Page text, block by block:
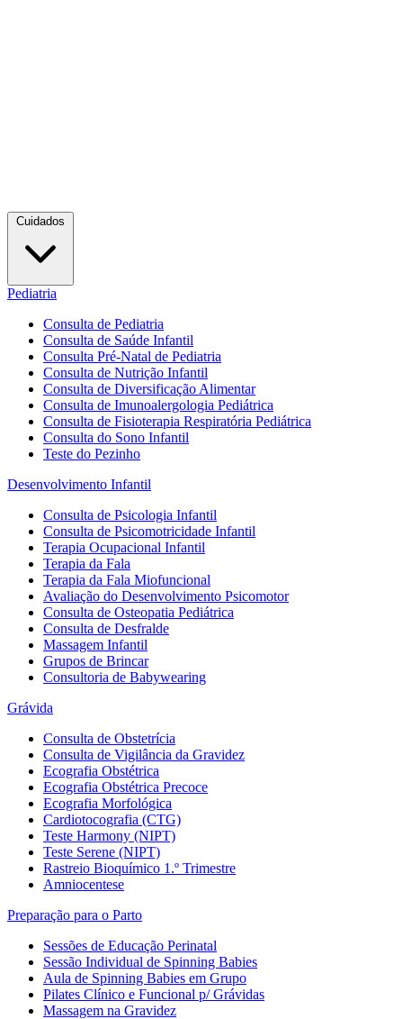
Pediatria
Consulta de Pediatria
Consulta de Saúde Infantil
Consulta Pré-Natal de Pediatria
Consulta de Nutrição Infantil
Consulta de Diversificação Alimentar
Consulta de Imunoalergologia Pediátrica
Consulta de Fisioterapia Respiratória Pediátrica
Consulta do Sono Infantil
Teste do Pezinho
Desenvolvimento Infantil
Consulta de Psicologia Infantil
Consulta de Psicomotricidade Infantil
Terapia Ocupacional Infantil
Terapia da Fala
Terapia da Fala Miofuncional
Avaliação do Desenvolvimento Psicomotor
Consulta de Osteopatia Pediátrica
Consulta de Desfralde
Massagem Infantil
Grupos de Brincar
Consultoria de Babywearing
Grávida
Consulta de Obstetrícia
Consulta de Vigilância da Gravidez
Ecografia Obstétrica
Ecografia Obstétrica Precoce
Ecografia Morfológica
Cardiotocografia (CTG)
Teste Harmony (NIPT)
Teste Serene (NIPT)
Rastreio Bioquímico 1.º Trimestre
Amniocentese
Preparação para o Parto
Sessões de Educação Perinatal
Sessão Individual de Spinning Babies
Aula de Spinning Babies em Grupo
Pilates Clínico e Funcional p/ Grávidas
Massagem na Gravidez